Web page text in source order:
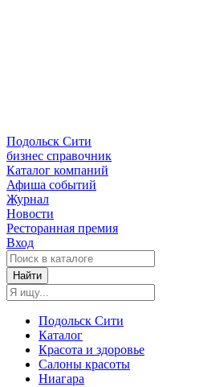
Подольск Сити
бизнес справочник
Каталог компаний
Афиша событий
Журнал
Новости
Ресторанная премия
Вход
Найти
Подольск Сити
Каталог
Красота и здоровье
Салоны красоты
Ниагара